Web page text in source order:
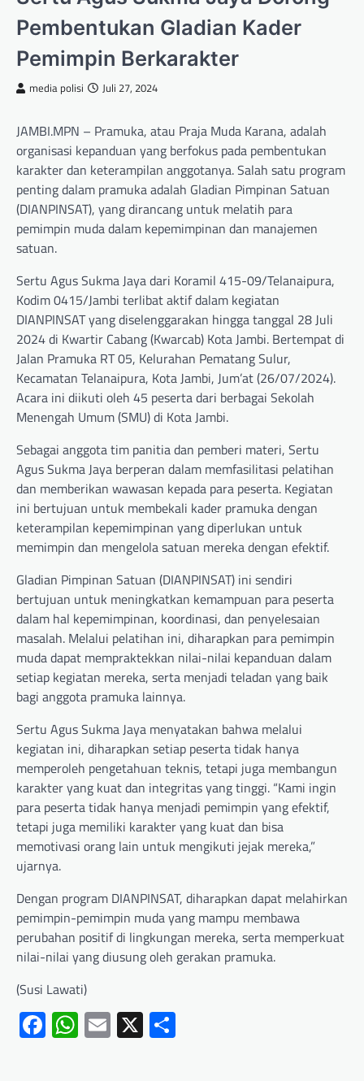
Pembentukan Gladian Kader
Pemimpin Berkarakter
media polisi Juli 27, 2024
JAMBI.MPN – Pramuka, atau Praja Muda Karana, adalah
organisasi kepanduan yang berfokus pada pembentukan
karakter dan keterampilan anggotanya. Salah satu program
penting dalam pramuka adalah Gladian Pimpinan Satuan
(DIANPINSAT), yang dirancang untuk melatih para
pemimpin muda dalam kepemimpinan dan manajemen
satuan.
Sertu Agus Sukma Jaya dari Koramil 415-09/Telanaipura,
Kodim 0415/Jambi terlibat aktif dalam kegiatan
DIANPINSAT yang diselenggarakan hingga tanggal 28 Juli
2024 di Kwartir Cabang (Kwarcab) Kota Jambi. Bertempat di
Jalan Pramuka RT 05, Kelurahan Pematang Sulur,
Kecamatan Telanaipura, Kota Jambi, Jum’at (26/07/2024).
Acara ini diikuti oleh 45 peserta dari berbagai Sekolah
Menengah Umum (SMU) di Kota Jambi.
Sebagai anggota tim panitia dan pemberi materi, Sertu
Agus Sukma Jaya berperan dalam memfasilitasi pelatihan
dan memberikan wawasan kepada para peserta. Kegiatan
ini bertujuan untuk membekali kader pramuka dengan
keterampilan kepemimpinan yang diperlukan untuk
memimpin dan mengelola satuan mereka dengan efektif.
Gladian Pimpinan Satuan (DIANPINSAT) ini sendiri
bertujuan untuk meningkatkan kemampuan para peserta
dalam hal kepemimpinan, koordinasi, dan penyelesaian
masalah. Melalui pelatihan ini, diharapkan para pemimpin
muda dapat mempraktekkan nilai-nilai kepanduan dalam
setiap kegiatan mereka, serta menjadi teladan yang baik
bagi anggota pramuka lainnya.
Sertu Agus Sukma Jaya menyatakan bahwa melalui
kegiatan ini, diharapkan setiap peserta tidak hanya
memperoleh pengetahuan teknis, tetapi juga membangun
karakter yang kuat dan integritas yang tinggi. “Kami ingin
para peserta tidak hanya menjadi pemimpin yang efektif,
tetapi juga memiliki karakter yang kuat dan bisa
memotivasi orang lain untuk mengikuti jejak mereka,”
ujarnya.
Dengan program DIANPINSAT, diharapkan dapat melahirkan
pemimpin-pemimpin muda yang mampu membawa
perubahan positif di lingkungan mereka, serta memperkuat
nilai-nilai yang diusung oleh gerakan pramuka.
(Susi Lawati)
Facebook
WhatsApp
Email
X